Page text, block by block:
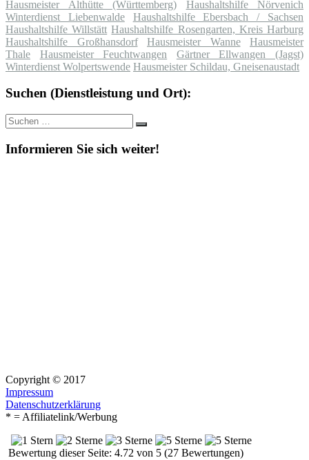
Hausmeister Althütte (Württemberg)
Haushaltshilfe Nörvenich
Winterdienst Liebenwalde
Haushaltshilfe Ebersbach / Sachsen
Haushaltshilfe Willstätt Haushaltshilfe Rosengarten, Kreis Harburg
Haushaltshilfe Großhansdorf
Hausmeister Wanne
Hausmeister
Thale
Hausmeister Feuchtwangen
Gärtner Ellwangen (Jagst)
Winterdienst Wolpertswende Hausmeister Schildau, Gneisenaustadt
Suchen (Dienstleistung und Ort):
Suche
nach:
Suchen
Informieren Sie sich weiter!
Copyright © 2017
Impressum
Datenschutzerklärung
* = Affiliatelink/Werbung
Bewertung dieser Seite: 4.72 von 5 (27 Bewertungen)